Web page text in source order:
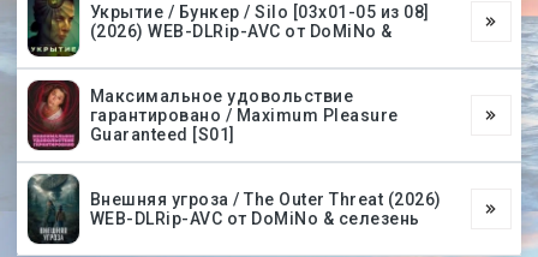
Укрытие / Бункер / Silo [03х01-05 из 08]
(2026) WEB-DLRip-AVC от DoMiNo &
Максимальное удовольствие
гарантировано / Maximum Pleasure
Guaranteed [S01]
Внешняя угроза / The Outer Threat (2026)
WEB-DLRip-AVC от DoMiNo & селезень